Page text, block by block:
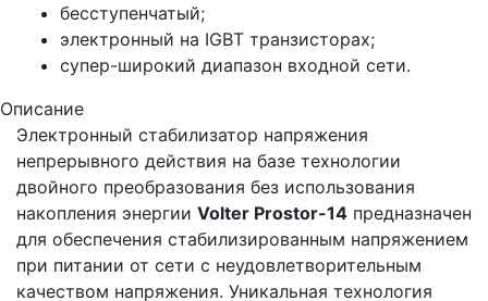
беcступенчатый;
электронный на IGBT транзисторах;
супер-широкий диапазон входной сети.
Описание
Электронный стабилизатор напряжения
непрерывного действия на базе технологии
двойного преобразования без использования
накопления энергии Volter Prostor-14 предназначен
для обеспечения стабилизированным напряжением
при питании от сети с неудовлетворительным
качеством напряжения. Уникальная технология